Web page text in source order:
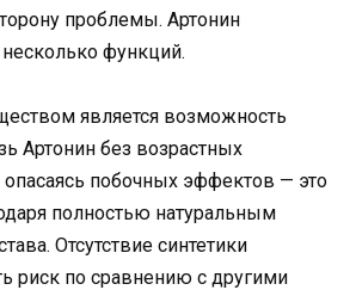
проблемы. Артонин
функций.
является возможность
Артонин без возрастных
опасаясь побочных эффектов — это
полностью натуральным
Отсутствие синтетики
риск по сравнению с другими